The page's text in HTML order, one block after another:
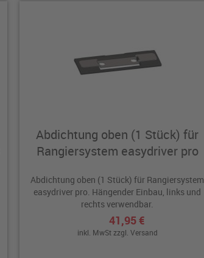
Abdichtung oben (1 Stück) für
Rangiersystem easydriver pro
Abdichtung oben (1 Stück) für Rangiersystem
easydriver pro. Hängender Einbau, links und
rechts verwendbar.
41,95 €
inkl. MwSt zzgl. Versand